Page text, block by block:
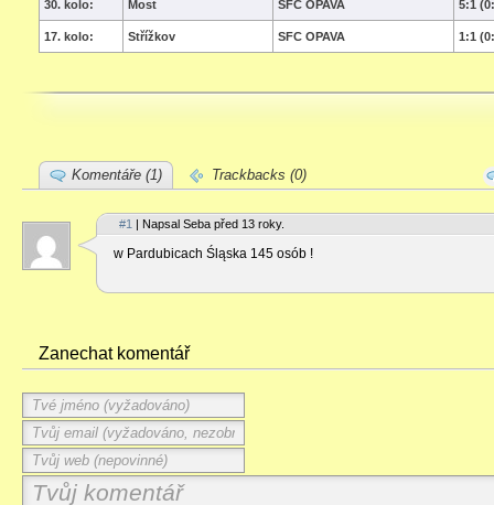
30. kolo: Most SFC OPAVA 5:1
17. kolo: Střížkov SFC OPAVA 1:1
Komentáře (1) Trackbacks (0)
#1 | Napsal Seba před 13 roky.
w Pardubicach Śląska 145 osób !
Zanechat komentář